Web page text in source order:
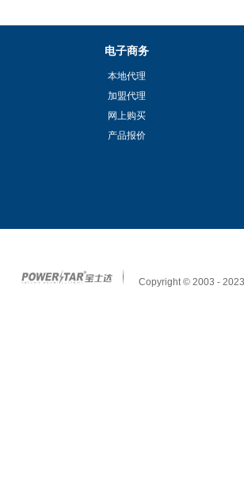
电子商务
本地代理
加盟代理
网上购买
产品报价
Copyright © 2003 -